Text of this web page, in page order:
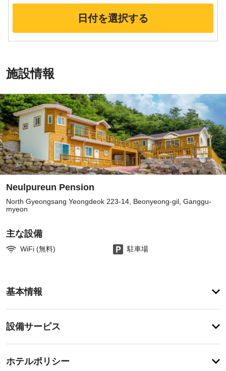
日付を選択する
施設情報
Neulpureun Pension
North Gyeongsang Yeongdeok 223-14, Beonyeong-gil, Ganggu-
myeon
主な設備
WiFi (無料) 駐車場
基本情報
メ
ィ
利
WiFi
設備サービス
設
ー
ホテルポリシー
ェ